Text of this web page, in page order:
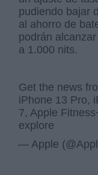
pudiendo bajar
al ahorro de
podrán
a 1.000 nits.
Get the news
iPhone 13 Pro,
7, Apple
explore
— Apple